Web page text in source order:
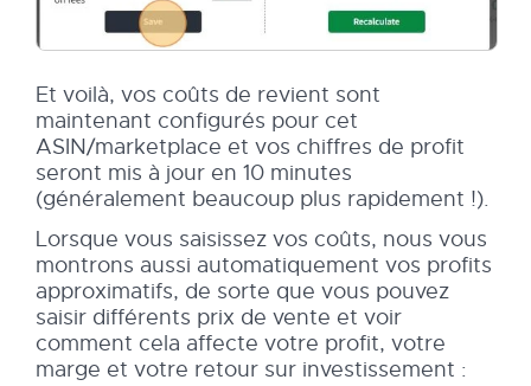
Et voilà, vos coûts de revient sont
maintenant configurés pour cet
ASIN/marketplace et vos chiffres de profit
seront mis à jour en 10 minutes
(généralement beaucoup plus rapidement !).
Lorsque vous saisissez vos coûts, nous vous
montrons aussi automatiquement vos profits
approximatifs, de sorte que vous pouvez
saisir différents prix de vente et voir
comment cela affecte votre profit, votre
marge et votre retour sur investissement :